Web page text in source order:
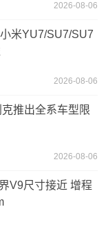
2026-08-06
米YU7/SU7/SU7
2026-08-06
推出全系车型限
2026-08-06
V9尺寸接近 增程